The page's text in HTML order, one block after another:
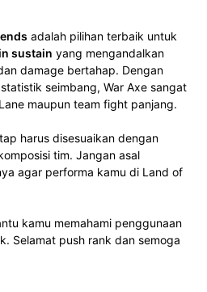
adalah pilihan terbaik untuk
sustain yang mengandalkan
damage bertahap. Dengan
seimbang, War Axe sangat
maupun team fight panjang.
harus disesuaikan dengan
tim. Jangan asal
agar performa kamu di Land of
kamu memahami penggunaan
Selamat push rank dan semoga